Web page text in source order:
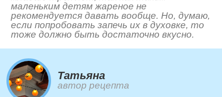
маленьким детям жареное не
рекомендуется давать вообще. Но, думаю,
если попробовать запечь их в духовке, то
тоже должно быть достаточно вкусно.
Татьяна
автор рецепта